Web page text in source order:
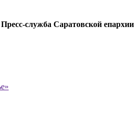
Пресс-служба Саратовской епархии